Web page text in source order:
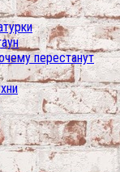
перестанут